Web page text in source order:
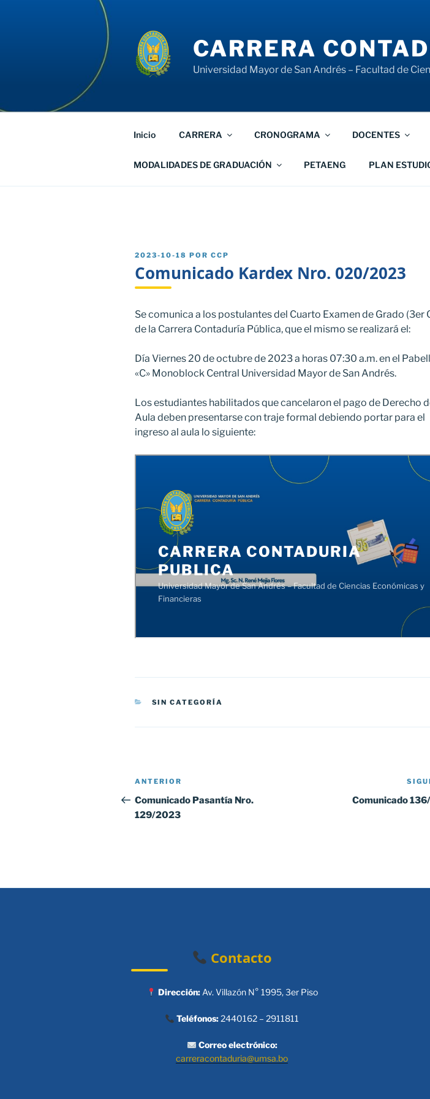
CARRERA
Universidad Mayor de San Andrés – Facultad de
Inicio CARRERA CRONOGRAMA DOCENTES
MODALIDADES DE GRADUACIÓN PETAENG PLAN
PUBLICADO
2023-10-18 POR CCP
Comunicado Kardex Nro. 020/2023
Se comunica a los postulantes del Cuarto Examen de Grado (3er
de la Carrera Contaduría Pública, que el mismo se realizará el:
Día Viernes 20 de octubre de 2023 a horas 07:30 a.m. en el
«C» Monoblock Central Universidad Mayor de San Andrés.
Los estudiantes habilitados que cancelaron el pago de Derecho
Aula deben presentarse con traje formal debiendo portar para el
ingreso al aula lo siguiente:
CATEGORÍAS
SIN CATEGORÍA
Navegación
de
entradas
Entrada
anterior:
ANTERIOR
Comunicado Pasantía Nro.
129/2023
Comunicado
Contacto
Dirección:Av. Villazón N° 1995, 3er Piso
Teléfonos:2440162 – 2911811
Correo electrónico:
carreracontaduria@umsa.bo